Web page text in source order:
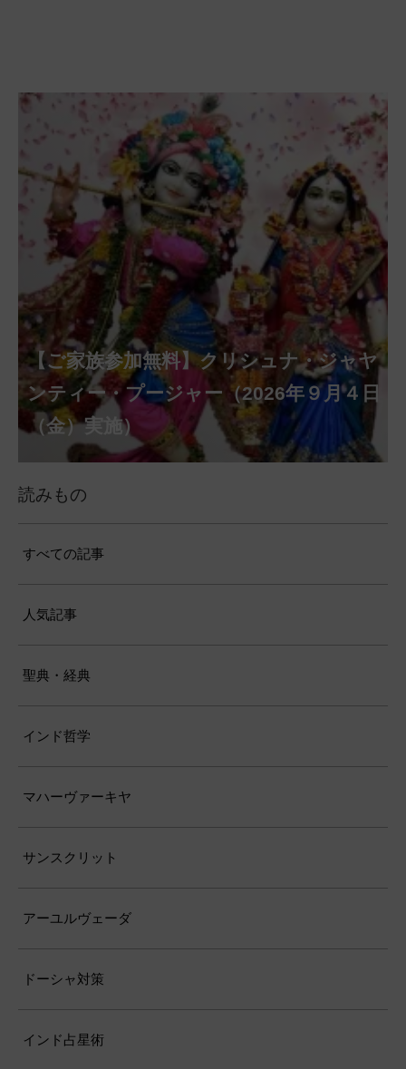
【ご家族参加無料】ナーガ・パンチャ
ミー・プージャー（2026年８月17日
（月）実施）
【ご家族参加無料】ヴァラ・ラクシュ
ミー・ヴラタ・プージャー（2026年８月
28日（金）実施）
【ご家族参加無料】サンカタハラ・チ
ャトゥルティー・プージャー（2026年８
月31日（月）実施）
【ご家族参加無料】クリシュナ・ジャヤ
ンティー・プージャー（2026年９月４日
（金）実施）
【ご家族参加無料】ガネーシャ・チャ
トゥルティー・プージャー（2026年９月
14日（月）実施）
【ご家族参加無料】マハーラクシュミ
ー・ヴラタ・プージャー（2026年９月19
日（土）実施）
【ご家族参加無料】マハーラヤー・ア
マーヴァシャー・プージャー（2026年10
月10日（土）実施）
第220回グループ・ホーマ（ナーガ・
パンチャミー、2026年８月17日（月）実
施）
第221回グループ・ホーマ（ガーヤト
リー・ジャヤンティー、2026年８月28日
（金）実施）
アンナダーナ・プロジェクト（食事の奉
仕）
ポストコロナ福祉活動支援募金
読みもの
すべての記事
人気記事
聖典・経典
インド哲学
マハーヴァーキヤ
サンスクリット
アーユルヴェーダ
ドーシャ対策
インド占星術